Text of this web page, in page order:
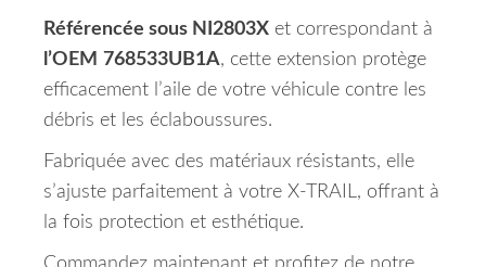
Référencée sous NI2803X et correspondant à
l’OEM 768533UB1A, cette extension protège
efficacement l’aile de votre véhicule contre les
débris et les éclaboussures.
Fabriquée avec des matériaux résistants, elle
s’ajuste parfaitement à votre X-TRAIL, offrant à
la fois protection et esthétique.